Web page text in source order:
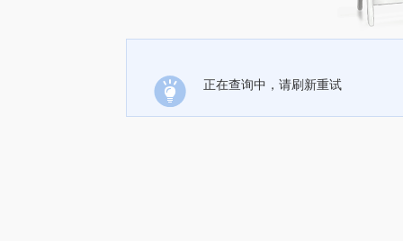
正在查询中，请刷新重试